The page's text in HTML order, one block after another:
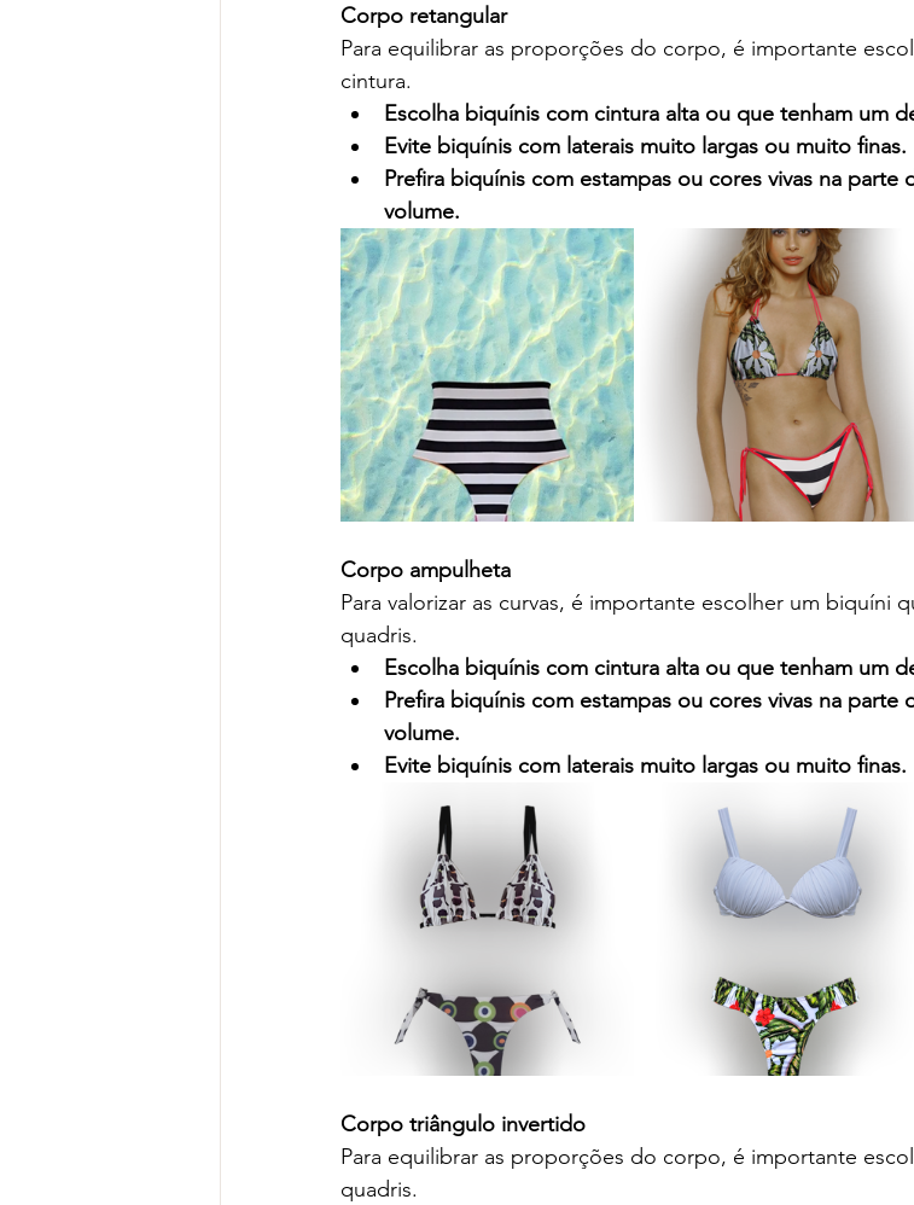
Corpo retangular
Para equilibrar as proporções do corpo, é importante
cintura.
Escolha biquínis com cintura alta ou que tenham um
Evite biquínis com laterais muito largas ou muito finas.
Prefira biquínis com estampas ou cores vivas na
volume.
Corpo ampulheta
Para valorizar as curvas, é importante escolher um biquíni
quadris.
Escolha biquínis com cintura alta ou que tenham um
Prefira biquínis com estampas ou cores vivas na
volume.
Evite biquínis com laterais muito largas ou muito finas.
Corpo triângulo invertido
Para equilibrar as proporções do corpo, é importante
quadris.